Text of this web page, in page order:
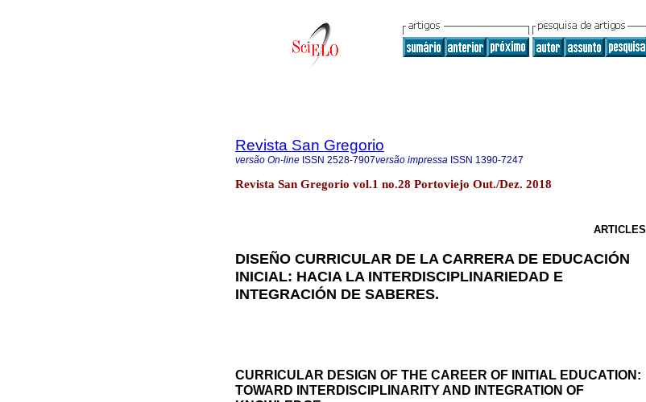
Revista San Gregorio
versão On-line ISSN 2528-7907versão impressa ISSN 1390-7247
Revista San Gregorio vol.1 no.28 Portoviejo Out./Dez. 2018
ARTICLES
DISEÑO CURRICULAR DE LA CARRERA DE EDUCACIÓN
INICIAL: HACIA LA INTERDISCIPLINARIEDAD E
INTEGRACIÓN DE SABERES.
CURRICULAR DESIGN OF THE CAREER OF INITIAL EDUCATION:
TOWARD INTERDISCIPLINARITY AND INTEGRATION OF